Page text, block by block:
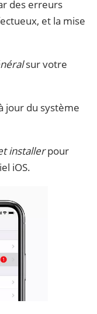
des erreurs
et la mise
sur votre
jour du système
installerpour
iOS.